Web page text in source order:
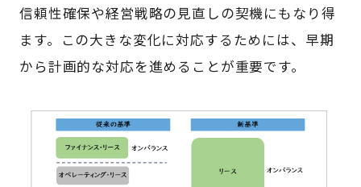
信頼性確保や経営戦略の見直しの契機にもなり得
ます。この大きな変化に対応するためには、早期
から計画的な対応を進めることが重要です。